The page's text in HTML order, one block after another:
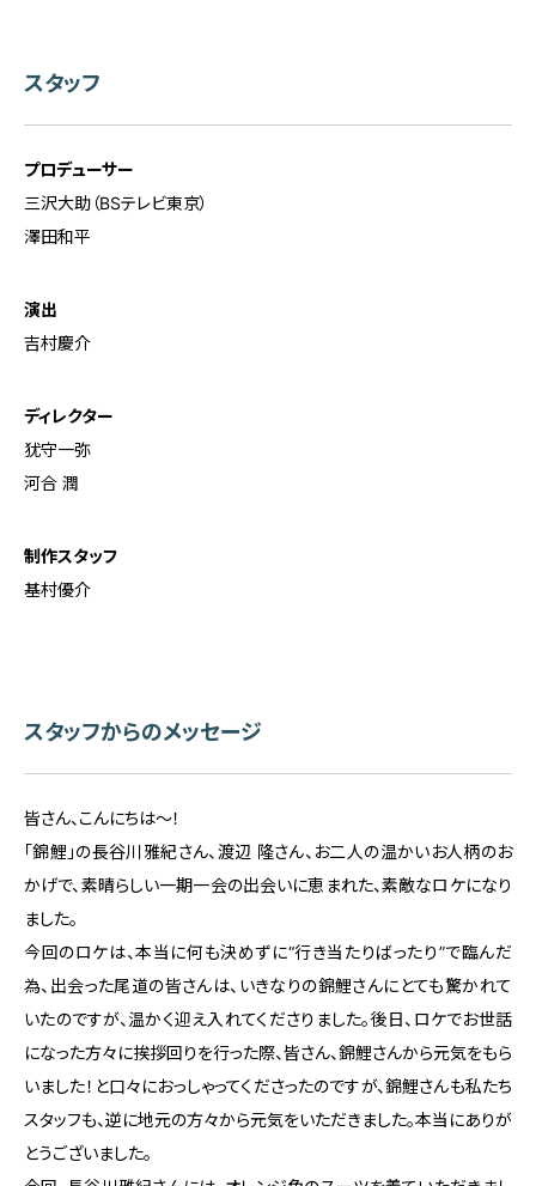
スタッフ
プロデューサー
三沢大助（BSテレビ東京）
澤田和平
演出
吉村慶介
ディレクター
犹守一弥
河合 潤
制作スタッフ
基村優介
スタッフからのメッセージ
皆さん、こんにちは～！
「錦鯉」の長谷川雅紀さん、渡辺 隆さん、お二人の温かいお人柄のお
かげで、素晴らしい一期一会の出会いに恵まれた、素敵なロケになり
ました。
今回のロケは、本当に何も決めずに“行き当たりばったり”で臨んだ
為、出会った尾道の皆さんは、いきなりの錦鯉さんにとても驚かれて
いたのですが、温かく迎え入れてくださりました。後日、ロケでお世話
になった方々に挨拶回りを行った際、皆さん、錦鯉さんから元気をもら
いました！と口々におっしゃってくださったのですが、錦鯉さんも私たち
スタッフも、逆に地元の方々から元気をいただきました。本当にありが
とうございました。